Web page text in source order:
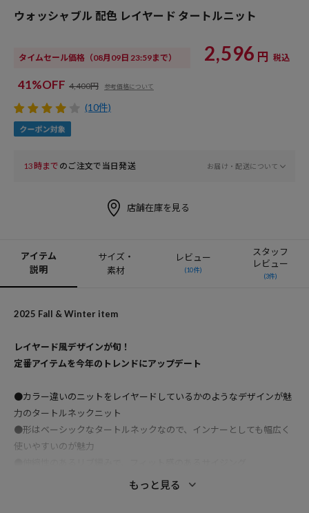
ウォッシャブル 配色 レイヤード タートルニット
タイムセール価格 （08月09日 23:59まで） 2,596 円 税込
41%OFF 4,400円 参考価格について
(10件)
13時まで のご注文で当日発送 お届け・配送について
店舗在庫を見る
アイテム
説明
サイズ・
素材
レビュー
(10件)
スタッフ
レビュー
(3件)
2025 Fall & Winter item
レイヤード風デザインが旬！
定番アイテムを今年のトレンドにアップデート
●カラー違いのニットをレイヤードしているかのようなデザインが魅
力のタートルネックニット
●形はベーシックなタートルネックなので、インナーとしても幅広く
使いやすいのが魅力
●薄手ニットなので軽やかな印象を演出します
もっと見る